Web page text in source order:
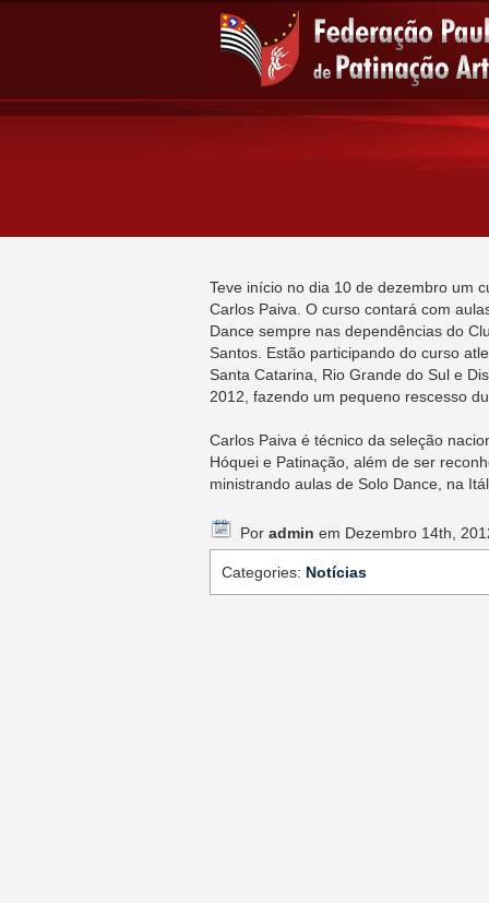
Teve início no dia 10 de dezembro um
Carlos Paiva. O curso contará com
Dance sempre nas dependências do
Santos. Estão participando do curso
Santa Catarina, Rio Grande do Sul e
2012, fazendo um pequeno rescesso
Carlos Paiva é técnico da seleção
Hóquei e Patinação, além de ser
ministrando aulas de Solo Dance, na
Por admin em Dezembro 14th,
Categories: Notícias